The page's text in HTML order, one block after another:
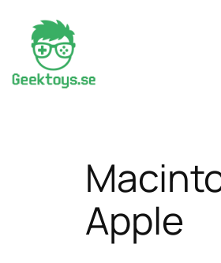
Hoppa
innehåll
Apple